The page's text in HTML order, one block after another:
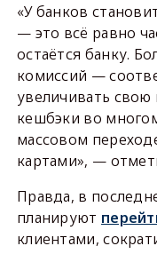
«У банков
— это всё равно
остаётся банку.
комиссий —
увеличивать
кешбэки во
массовом
картами», —
Правда, в
планируют
клиентами,